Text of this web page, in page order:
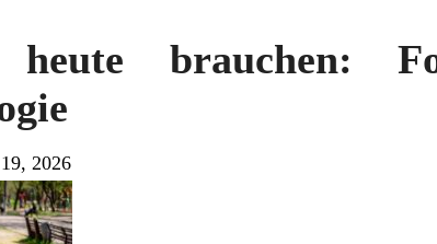
brauchen:
2026